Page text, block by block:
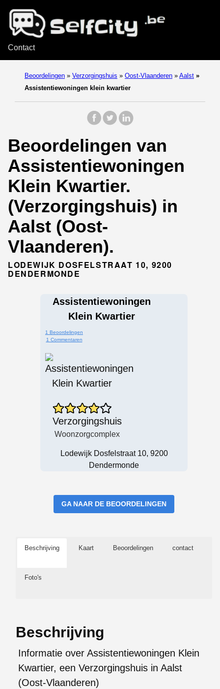
Contact
Beoordelingen » Verzorgingshuis » Oost-Vlaanderen » Aalst »
Assistentiewoningen klein kwartier
Beoordelingen van
Assistentiewoningen
Klein Kwartier.
(Verzorgingshuis) in
Aalst (Oost-
Vlaanderen).
LODEWIJK DOSFELSTRAAT 10, 9200
DENDERMONDE
Assistentiewoningen
Klein Kwartier
1 Beoordelingen
1 Commentaren
Verzorgingshuis
Woonzorgcomplex
Lodewijk Dosfelstraat 10, 9200
Dendermonde
GA NAAR DE BEOORDELINGEN
Beschrijving Kaart Beoordelingen contact
Foto's
Beschrijving
Informatie over Assistentiewoningen Klein
Kwartier, een Verzorgingshuis in Aalst
(Oost-Vlaanderen)